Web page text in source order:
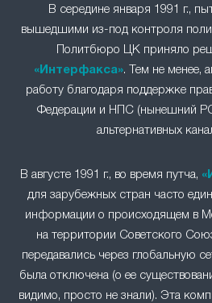
В середине января 1991 г.,
вышедшими из-под контроля
Политбюро ЦК приняло
«Интерфакса». Тем не менее,
работу благодаря поддержке
Федерации и НПС (нынешний
альтернативных
В августе 1991 г., во время путча,
для зарубежных стран часто
информации о происходящем в
на территории Советского
передавались через глобальную
была отключена (о ее
видимо, просто не знали). Эта